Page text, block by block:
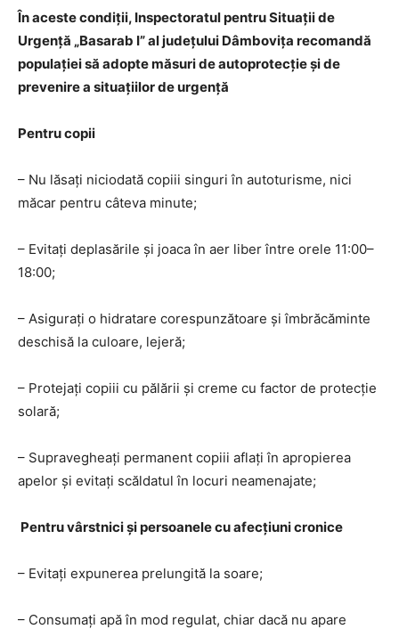
În aceste condiții, Inspectoratul pentru Situații de
Urgență „Basarab I” al județului Dâmbovița recomandă
populației să adopte măsuri de autoprotecție și de
prevenire a situațiilor de urgență
Pentru copii
– Nu lăsați niciodată copiii singuri în autoturisme, nici
măcar pentru câteva minute;
– Evitați deplasările și joaca în aer liber între orele 11:00–
18:00;
– Asigurați o hidratare corespunzătoare și îmbrăcăminte
deschisă la culoare, lejeră;
– Protejați copiii cu pălării și creme cu factor de protecție
solară;
– Supravegheați permanent copiii aflați în apropierea
apelor și evitați scăldatul în locuri neamenajate;
Pentru vârstnici și persoanele cu afecțiuni cronice
– Evitați expunerea prelungită la soare;
– Consumați apă în mod regulat, chiar dacă nu apare